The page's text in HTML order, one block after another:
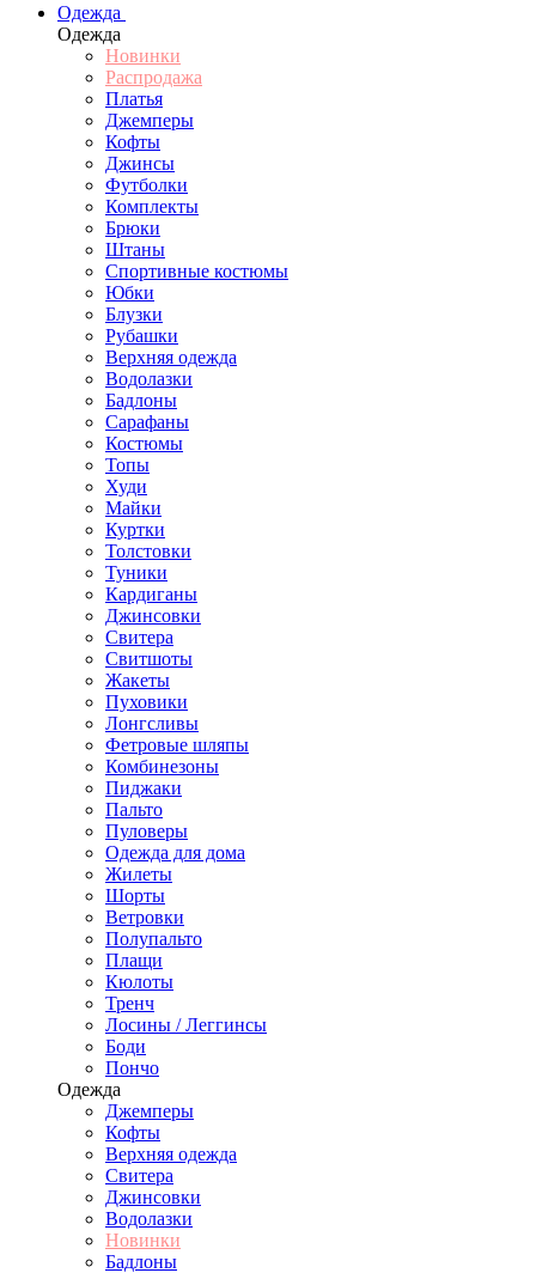
Одежда
Одежда
Новинки
Распродажа
Платья
Джемперы
Кофты
Джинсы
Футболки
Комплекты
Брюки
Штаны
Спортивные костюмы
Юбки
Блузки
Рубашки
Верхняя одежда
Водолазки
Бадлоны
Сарафаны
Костюмы
Топы
Худи
Майки
Куртки
Толстовки
Туники
Кардиганы
Джинсовки
Свитера
Свитшоты
Жакеты
Пуховики
Лонгсливы
Фетровые шляпы
Комбинезоны
Пиджаки
Пальто
Пуловеры
Одежда для дома
Жилеты
Шорты
Ветровки
Полупальто
Плащи
Кюлоты
Тренч
Лосины / Леггинсы
Боди
Пончо
Одежда
Джемперы
Кофты
Верхняя одежда
Свитера
Джинсовки
Водолазки
Новинки
Бадлоны